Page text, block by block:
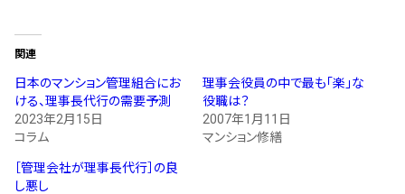
関連
日本のマンション管理組合にお
ける、理事長代行の需要予測
2023年2月15日
コラム
理事会役員の中で最も「楽」な
役職は？
2007年1月11日
マンション修繕
［管理会社が理事長代行］の良
し悪し